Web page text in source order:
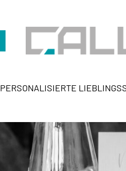
PERSONALISIERTE